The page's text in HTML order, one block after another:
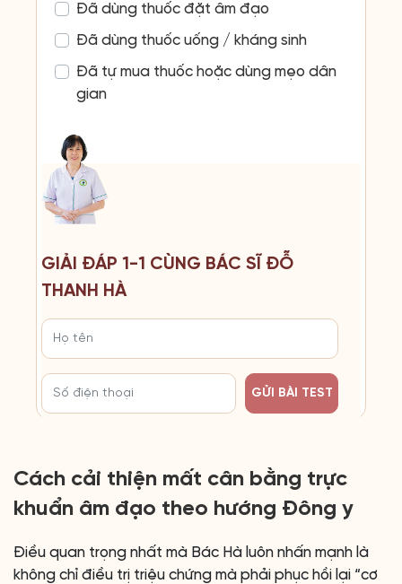
Đã dùng thuốc đặt âm đạo
Đã dùng thuốc uống / kháng sinh
Đã tự mua thuốc hoặc dùng mẹo dân
gian
GIẢI ĐÁP 1-1 CÙNG BÁC SĨ ĐỖ
THANH HÀ
GỬI BÀI TEST
Cách cải thiện mất cân bằng trực
khuẩn âm đạo theo hướng Đông y
Điều quan trọng nhất mà Bác Hà luôn nhấn mạnh là
không chỉ điều trị triệu chứng mà phải phục hồi lại “cơ